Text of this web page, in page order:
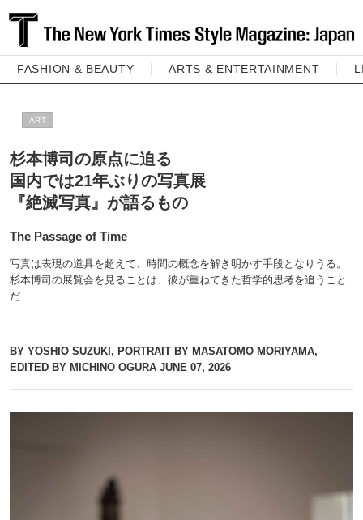
FASHION & BEAUTY ARTS & ENTERTAINMENT
ART
杉本博司の原点に迫る
国内では21年ぶりの写真展
『絶滅写真』が語るもの
The Passage of Time
写真は表現の道具を超えて、時間の概念を解き明かす手段となりうる。
杉本博司の展覧会を見ることは、彼が重ねてきた哲学的思考を追うこと
だ
BY YOSHIO SUZUKI, PORTRAIT BY MASATOMO MORIYAMA,
EDITED BY MICHINO OGURA JUNE 07, 2026